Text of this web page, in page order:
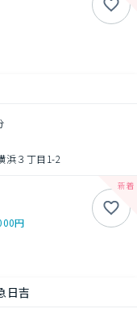
浜３丁目1-2
円
日吉